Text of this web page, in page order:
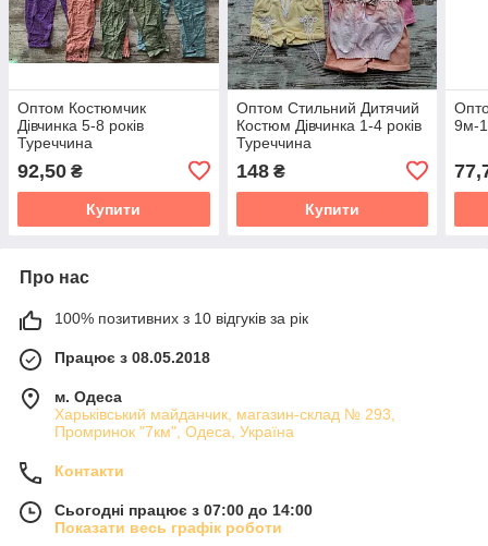
Оптом Костюмчик
Дівчинка 5-8 років
Туреччина
92,50 ₴
Купити
Оптом Стильний Дитячий
Костюм Дівчинка 1-4 років
Туреччина
148₴
Купити
9м-
Про нас
100% позитивних з 10 відгуків за рік
Працює з 08.05.2018
м. Одеса
Харьківський майданчик, магазин-склад № 293,
Промринок "7км", Одеса, Україна
Контакти
Сьогодні працює з 07:00 до 14:00
Показати весь графік роботи